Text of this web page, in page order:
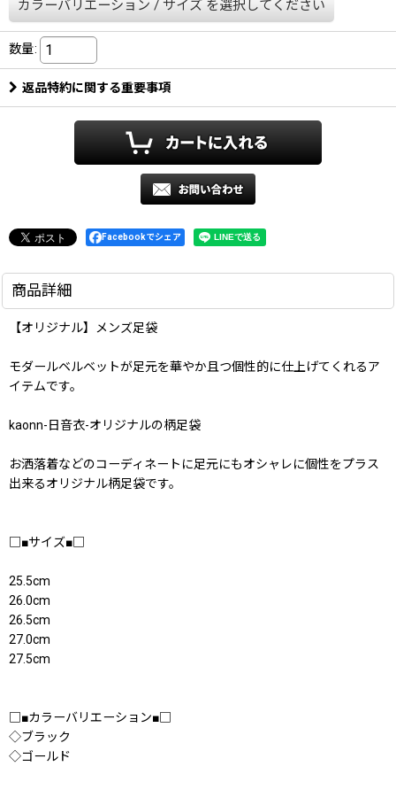
カラーバリエーション / サイズ を選択してください
数量:
返品特約に関する重要事項
Facebookでシェア
商品詳細
【オリジナル】メンズ足袋
モダールベルベットが足元を華やか且つ個性的に仕上げてくれるア
イテムです。
kaonn-日音衣-オリジナルの柄足袋
お洒落着などのコーディネートに足元にもオシャレに個性をプラス
出来るオリジナル柄足袋です。
□■サイズ■□
25.5cm
26.0cm
26.5cm
27.0cm
27.5cm
□■カラーバリエーション■□
◇ブラック
◇ゴールド